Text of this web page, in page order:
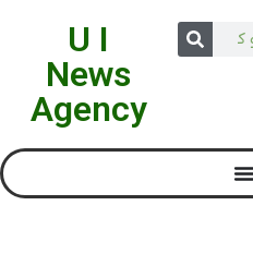
U I
News
Agency